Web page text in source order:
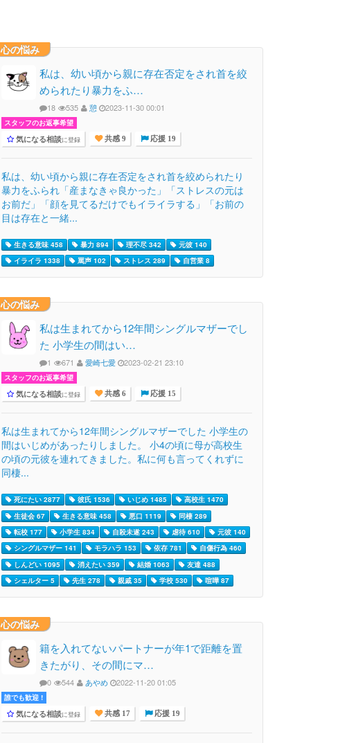
心の悩み
私は、幼い頃から親に存在否定をされ首を絞
められたり暴力をふ…
18 535 憩 2023-11-30 00:01
スタッフのお返事希望
気になる相談に登録 共感 9 応援 19
私は、幼い頃から親に存在否定をされ首を絞められたり
暴力をふられ「産まなきゃ良かった」「ストレスの元は
お前だ」「顔を見てるだけでもイライラする」「お前の
目は存在と一緒...
生きる意味 458 暴力 894 理不尽 342
元彼 140
イライラ 1338
罵声 102 ストレス 289 自営業 8
心の悩み
私は生まれてから12年間シングルマザーでし
た 小学生の間はい…
1 671 愛崎七愛 2023-02-21 23:10
スタッフのお返事希望
気になる相談に登録 共感 6 応援 15
私は生まれてから12年間シングルマザーでした 小学生の
間はいじめがあったりしました。 小4の頃に母が高校生
の頃の元彼を連れてきました。私に何も言ってくれずに
同棲...
死にたい 2877 彼氏 1536 いじめ 1485
高校生 1470
生徒会 67
生きる意味 458 悪口 1119
同棲 289
転校 177
小学生 834 自殺未遂 243 虐待 610
元彼 140
シングルマザー 141
モラハラ 153 依存 781
自傷行為 460
しんどい 1095
消えたい 359 結婚 1063
友達 488
シェルター 5
先生 278 親戚 35 学校 530 喧嘩 87
心の悩み
籍を入れてないパートナーが年1で距離を置
きたがり、その間にマ…
0 544 あやめ 2022-11-20 01:05
誰でも歓迎 !
気になる相談に登録 共感 17 応援 19